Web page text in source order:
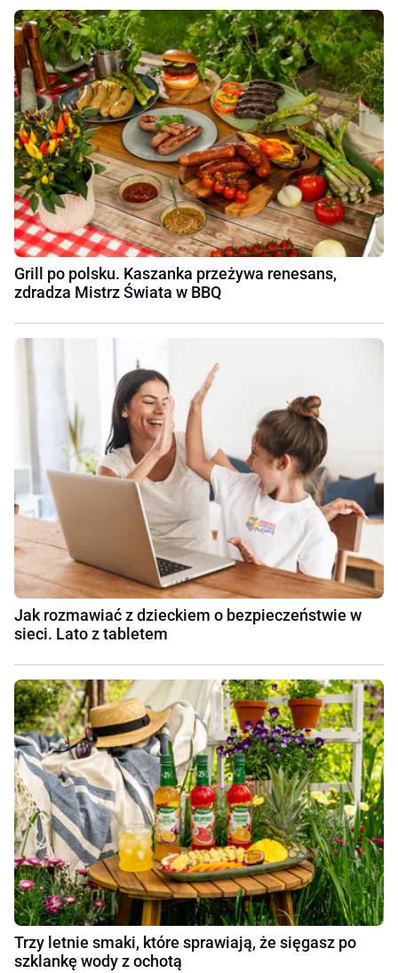
Grill po polsku. Kaszanka przeżywa renesans,
zdradza Mistrz Świata w BBQ
Jak rozmawiać z dzieckiem o bezpieczeństwie w
sieci. Lato z tabletem
Trzy letnie smaki, które sprawiają, że sięgasz po
szklankę wody z ochotą